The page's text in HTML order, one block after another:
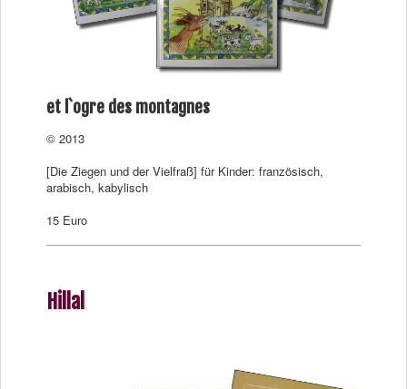
et l`ogre des montagnes
© 2013
[Die Ziegen und der Vielfraß] für Kinder: französisch,
arabisch, kabylisch
15 Euro
Hillal